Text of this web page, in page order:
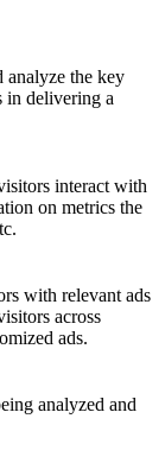
analyze the key
in delivering a
interact with
on metrics the
with relevant ads
across
ads.
analyzed and